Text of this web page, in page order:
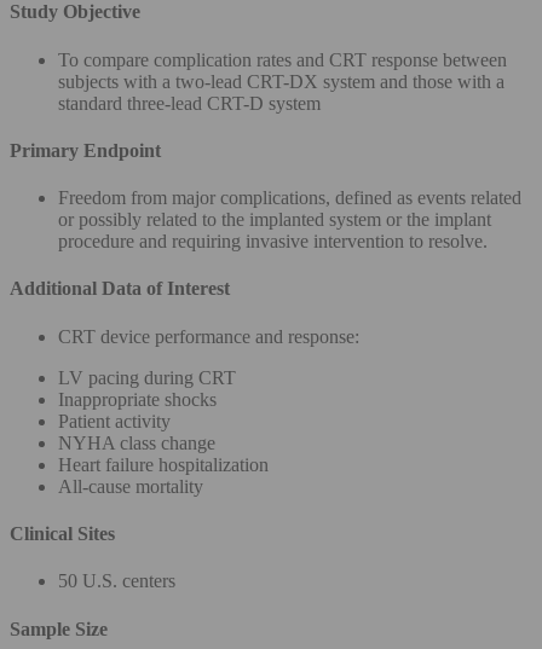
Study Objective
To compare complication rates and CRT response between
subjects with a two-lead CRT-DX system and those with a
standard three-lead CRT-D system
Primary Endpoint
Freedom from major complications, defined as events related
or possibly related to the implanted system or the implant
procedure and requiring invasive intervention to resolve.
Additional Data of Interest
CRT device performance and response:
LV pacing during CRT
Inappropriate shocks
Patient activity
NYHA class change
Heart failure hospitalization
All-cause mortality
Clinical Sites
50 U.S. centers
Sample Size